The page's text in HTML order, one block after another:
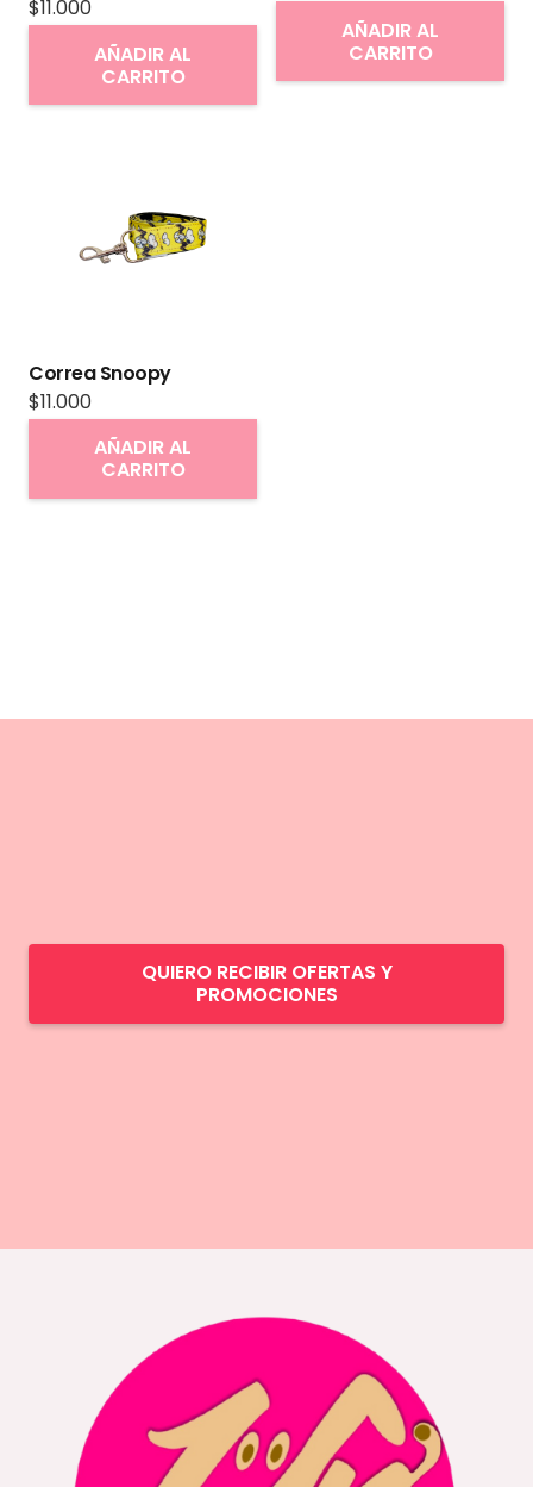
de
$11.000
AÑADIR AL
CARRITO
AÑADIR AL
CARRITO
Correa Snoopy
$11.000
AÑADIR AL
CARRITO
QUIERO RECIBIR OFERTAS Y
PROMOCIONES